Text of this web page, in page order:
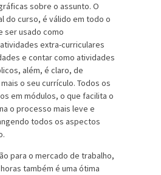
sobre o assunto. O
do curso, é válido em todo o
ser usado como
extra-curriculares
e contar como atividades
além, é claro, de
o seu currículo. Todos os
em módulos, o que facilita o
o processo mais leve e
todos os aspectos
para o mercado de trabalho,
também é uma ótima